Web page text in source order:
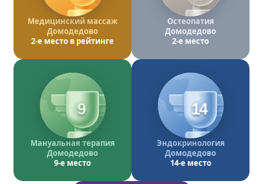
Медицинский массаж
Домодедово
2-е место в рейтинге
Остеопатия
Домодедово
2-е место
9
Мануальная терапия
Домодедово
9-е место
14
Эндокринология
Домодедово
14-е место